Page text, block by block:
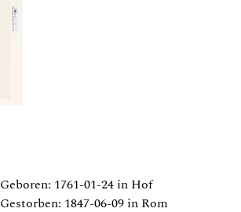
Geboren: 1761-01-24 in Hof
Gestorben: 1847-06-09 in Rom